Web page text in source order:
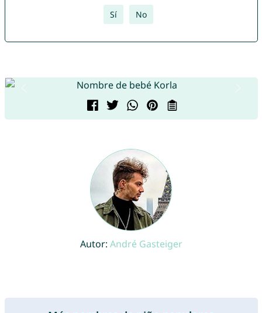
Sí No
Autor: André Gasteiger